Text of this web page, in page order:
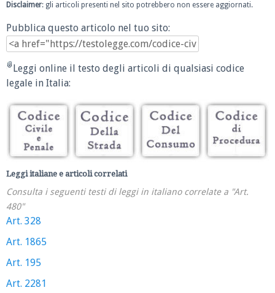
Disclaimer: gli articoli presenti nel sito potrebbero non essere aggiornati.
Pubblica questo articolo nel tuo sito:
Leggi online il testo degli articoli di qualsiasi codice
legale in Italia:
Leggi italiane e articoli correlati
Consulta i seguenti testi di leggi in italiano correlate a "Art.
480"
Art. 328
Art. 1865
Art. 195
Art. 2281